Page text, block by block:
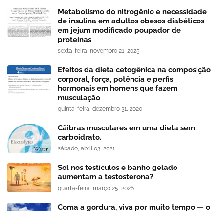
Metabolismo do nitrogênio e necessidade
de insulina em adultos obesos diabéticos
em jejum modificado poupador de
proteínas
sexta-feira, novembro 21, 2025
Efeitos da dieta cetogênica na composição
corporal, força, potência e perfis
hormonais em homens que fazem
musculação
quinta-feira, dezembro 31, 2020
Cãibras musculares em uma dieta sem
carboidrato.
sábado, abril 03, 2021
Sol nos testículos e banho gelado
aumentam a testosterona?
quarta-feira, março 25, 2026
Coma a gordura, viva por muito tempo — o